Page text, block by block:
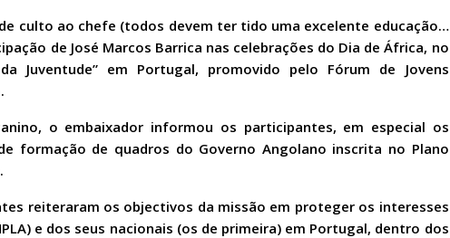
culto ao chefe (todos devem ter tido uma excelente educação…
de José Marcos Barrica nas celebrações do Dia de África, no
Juventude” em Portugal, promovido pelo Fórum de Jovens
o embaixador informou os participantes, em especial os
formação de quadros do Governo Angolano inscrita no Plano
reiteraram os objectivos da missão em proteger os interesses
e dos seus nacionais (os de primeira) em Portugal, dentro dos